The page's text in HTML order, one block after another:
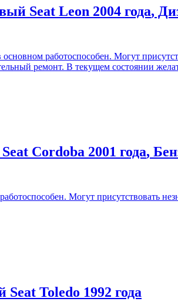
Seat Leon 2004 года,
основном работоспособен. Могут
ремонт. В текущем состоянии
Seat Cordoba 2001 года,
Могут присутствовать
Seat Toledo 1992 года